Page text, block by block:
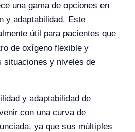
una gama de opciones en
y adaptabilidad. Este
útil para pacientes que
de oxígeno flexible y
situaciones y niveles de
y adaptabilidad de
con una curva de
ya que sus múltiples